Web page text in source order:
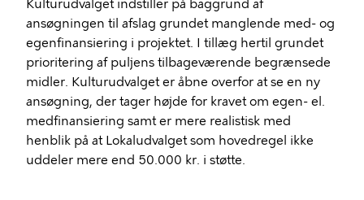
Kulturudvalget indstiller på baggrund af
ansøgningen til afslag grundet manglende med- og
egenfinansiering i projektet. I tillæg hertil grundet
prioritering af puljens tilbageværende begrænsede
midler. Kulturudvalget er åbne overfor at se en ny
ansøgning, der tager højde for kravet om egen- el.
medfinansiering samt er mere realistisk med
henblik på at Lokaludvalget som hovedregel ikke
uddeler mere end 50.000 kr. i støtte.